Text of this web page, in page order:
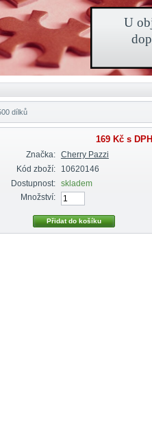
dílků
169 Kčs DPH
Značka:
Cherry Pazzi
Kód zboží:
10620146
Dostupnost:
skladem
Množství: